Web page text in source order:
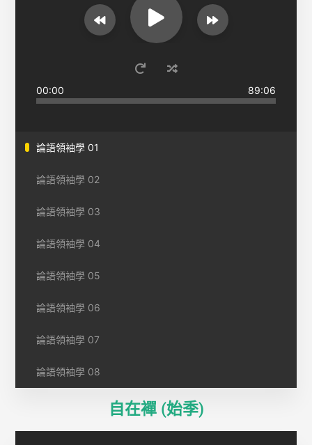
00:00 89:06
論語領袖學 01
論語領袖學 02
論語領袖學 03
論語領袖學 04
論語領袖學 05
論語領袖學 06
論語領袖學 07
論語領袖學 08
自在襌 (始季)